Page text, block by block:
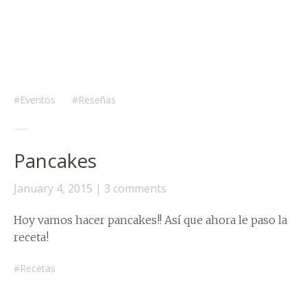
Eventos Reseñas
Pancakes
January 4, 2015 3 comments
Hoy vamos hacer pancakes!! Así que ahora le paso la
receta!
Recetas